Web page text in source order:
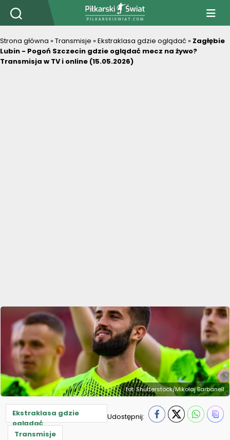
PiłkarskiSwiat.com
Strona główna »Transmisje »Ekstraklasa gdzie oglądać » Zagłębie
Lubin - Pogoń Szczecin gdzie oglądać mecz na żywo?
Transmisja w TV i online (15.05.2026)
fot. Shutterstock/Mikołaj Barbanell
Ekstraklasa gdzie
oglądać
Transmisje
Udostępnij: